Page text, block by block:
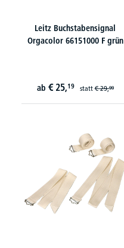
Leitz Buchstabensignal
Orgacolor 66151000 F grün
ab € 25,19 statt€ 29,99